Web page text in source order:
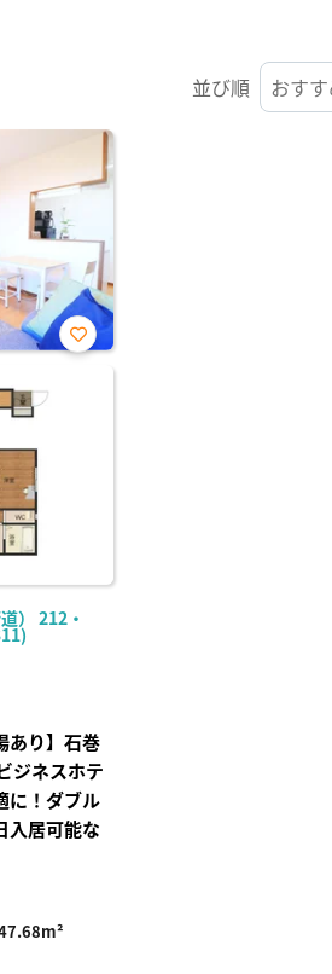
並び順
） 212・
お気
あり】石巻
ジネスホテ
に！ダブル
入居可能な